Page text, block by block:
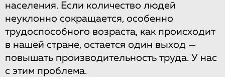
населения. Если количество людей
неуклонно сокращается, особенно
трудоспособного возраста, как происходит
в нашей стране, остается один выход —
повышать производительность труда. У нас
с этим проблема.